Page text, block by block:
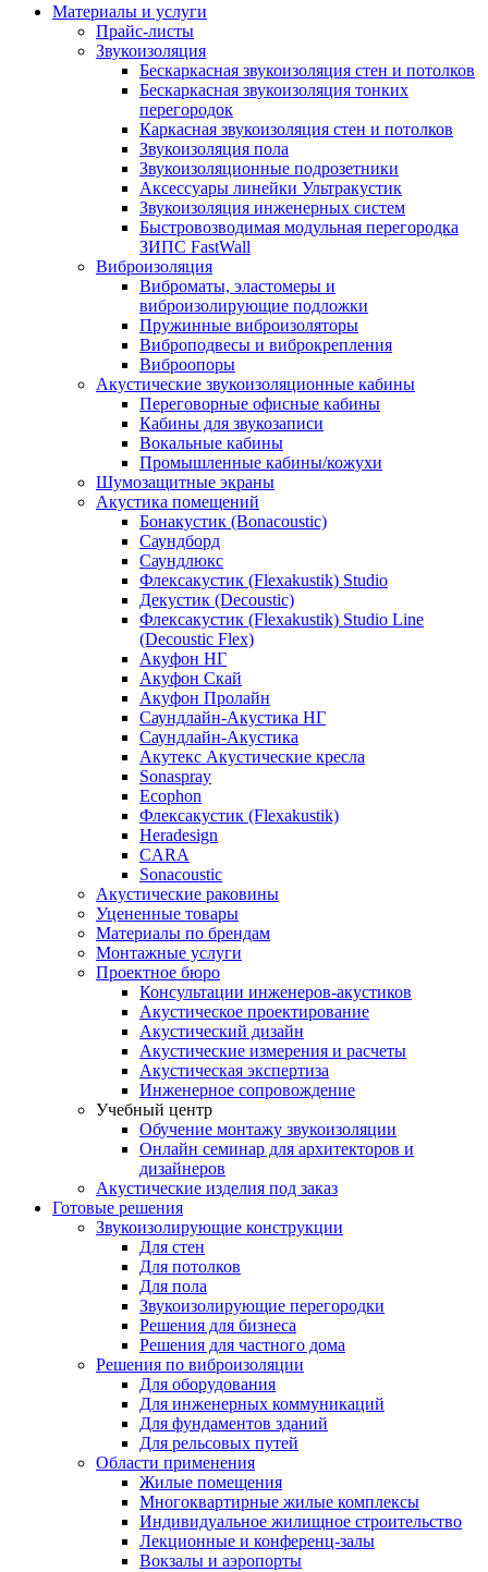
Материалы и услуги
Прайс-листы
Звукоизоляция
Бескаркасная звукоизоляция стен и потолков
Бескаркасная звукоизоляция тонких
перегородок
Каркасная звукоизоляция стен и потолков
Звукоизоляция пола
Звукоизоляционные подрозетники
Аксессуары линейки Ультракустик
Звукоизоляция инженерных систем
Быстровозводимая модульная перегородка
ЗИПС FastWall
Виброизоляция
Виброматы, эластомеры и
виброизолирующие подложки
Пружинные виброизоляторы
Виброподвесы и виброкрепления
Виброопоры
Акустические звукоизоляционные кабины
Переговорные офисные кабины
Кабины для звукозаписи
Вокальные кабины
Промышленные кабины/кожухи
Шумозащитные экраны
Акустика помещений
Бонакустик (Bonacoustic)
Саундборд
Саундлюкс
Флексакустик (Flexakustik) Studio
Декустик (Decoustic)
Флексакустик (Flexakustik) Studio Line
(Decoustic Flex)
Акуфон НГ
Акуфон Скай
Акуфон Пролайн
Саундлайн-Акустика НГ
Саундлайн-Акустика
Акутекс Акустические кресла
Sonaspray
Ecophon
Флексакустик (Flexakustik)
Heradesign
CARA
Sonacoustic
Акустические раковины
Уцененные товары
Материалы по брендам
Монтажные услуги
Проектное бюро
Консультации инженеров-акустиков
Акустическое проектирование
Акустический дизайн
Акустические измерения и расчеты
Акустическая экспертиза
Инженерное сопровождение
Учебный центр
Обучение монтажу звукоизоляции
Онлайн семинар для архитекторов и
дизайнеров
Акустические изделия под заказ
Готовые решения
Звукоизолирующие конструкции
Для стен
Для потолков
Для пола
Звукоизолирующие перегородки
Решения для бизнеса
Решения для частного дома
Решения по виброизоляции
Для оборудования
Для инженерных коммуникаций
Для фундаментов зданий
Для рельсовых путей
Области применения
Жилые помещения
Многоквартирные жилые комплексы
Индивидуальное жилищное строительство
Лекционные и конференц-залы
Вокзалы и аэропорты